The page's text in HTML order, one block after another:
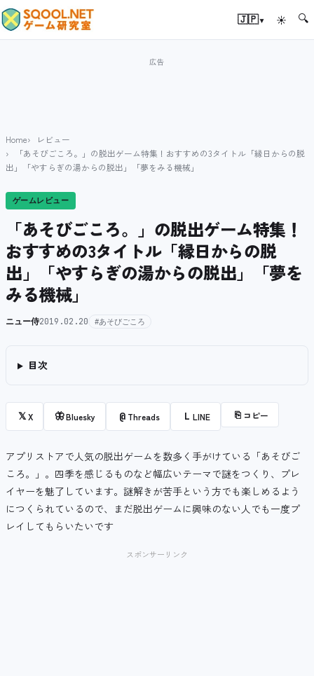
🇯🇵▾ ☀ 🔍
Home
レビュー
「あそびごころ。」の脱出ゲーム特集！おすすめの3タイトル「縁日からの脱
出」「やすらぎの湯からの脱出」「夢をみる機械」
ゲームレビュー
「あそびごころ。」の脱出ゲーム特集！
おすすめの3タイトル「縁日からの脱
出」「やすらぎの湯からの脱出」「夢を
みる機械」
ニュー侍2019.02.20 #あそびごころ
目次
𝕏X 🦋Bluesky @ Threads L LINE ⎘ コピー
アプリストアで人気の脱出ゲームを数多く手がけている「あそびご
ころ。」。四季を感じるものなど幅広いテーマで謎をつくり、プレ
イヤーを魅了しています。謎解きが苦手という方でも楽しめるよう
につくられているので、まだ脱出ゲームに興味のない人でも一度プ
レイしてもらいたいです
スポンサーリンク